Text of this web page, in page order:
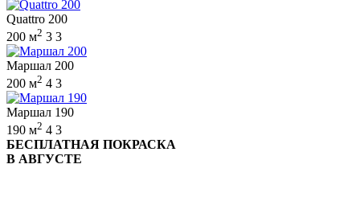
Quattro 200
200 м2 3 3
Маршал 200
200 м2 4 3
Маршал 190
190 м2 4 3
БЕСПЛАТНАЯ ПОКРАСКА
В АВГУСТЕ